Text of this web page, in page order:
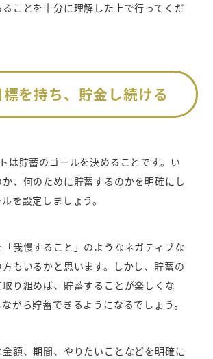
ことを十分に理解した上で行ってくだ
を持ち、貯金し続ける
は貯蓄のゴールを決めることです。い
、何のために貯蓄するのかを明確にし
を設定しましょう。
我慢すること」のようなネガティブな
もいるかと思います。しかし、貯蓄の
り組めば、貯蓄することが楽しくな
がら貯蓄できるようになるでしょう。
額、期間、やりたいことなどを明確に